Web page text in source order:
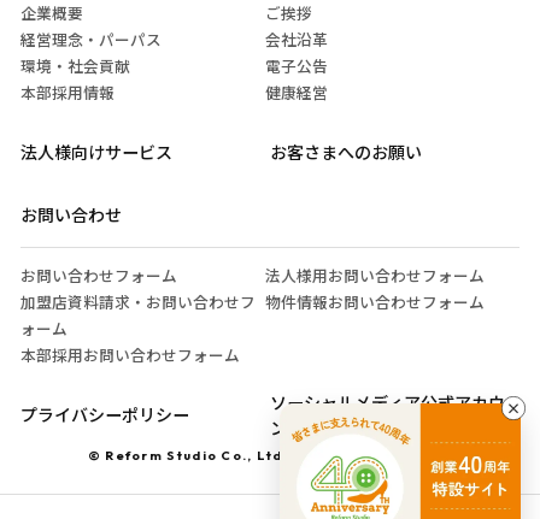
企業概要
ご挨拶
経営理念・パーパス
会社沿革
環境・社会貢献
電子公告
本部採用情報
健康経営
法人様向けサービス お客さまへのお願い
お問い合わせ
お問い合わせフォーム
法人様用お問い合わせフォーム
加盟店資料請求・お問い合わせフ
ォーム
物件情報お問い合わせフォーム
本部採用お問い合わせフォーム
プライバシーポリシー
ソーシャルメディア公式アカウ
ント運営ガイドライン
© Reform Studio Co., Ltd. All Rights Reserved.